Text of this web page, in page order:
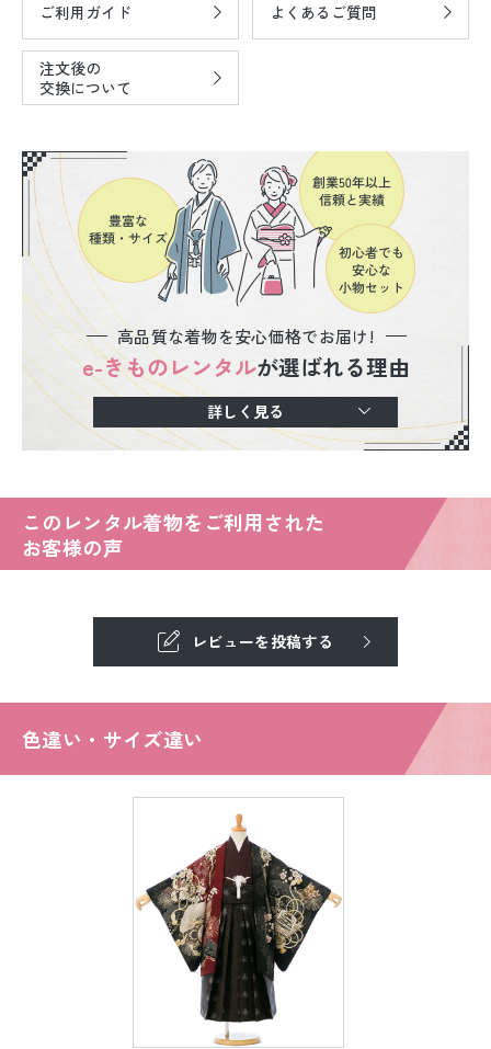
ご利用ガイド よくあるご質問
注文後の
交換について
高品質な着物を安心価格でお届け!
e-きものレンタルが選ばれる理由
詳しく見る
このレンタル着物をご利用された
お客様の声
レビューを投稿する
色違い・サイズ違い